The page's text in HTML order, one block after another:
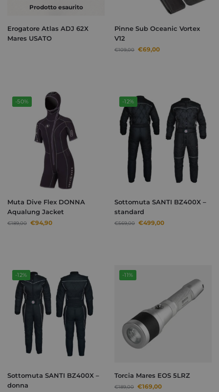
Prodotto esaurito
Erogatore Atlas ADJ 62X
Mares USATO
Pinne Sub Oceanic Vortex
V12
€109,00 €69,00
-50%
Muta Dive Flex DONNA
Aqualung Jacket
€189,00 €94,90
-12%
Sottomuta SANTI BZ400X –
standard
€569,00 €499,00
-12%
Sottomuta SANTI BZ400X –
donna
-11%
Torcia Mares EOS 5LRZ
€189,00 €169,00